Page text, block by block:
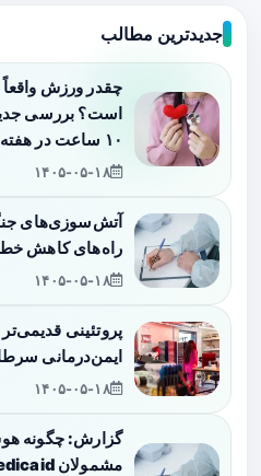
جدیدترین مطالب
چقدر ورزش
۱۰ ساعت در هفته
۱۴۰۵-۰۵-۱۸
آتش‌سوزی‌های
راه‌های کاهش خطر
۱۴۰۵-۰۵-۱۸
پروتئینی
ایمن‌درمانی
۱۴۰۵-۰۵-۱۸
گزارش: چگونه